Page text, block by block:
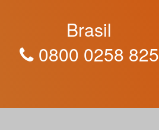
Brasil
0800 0258 825